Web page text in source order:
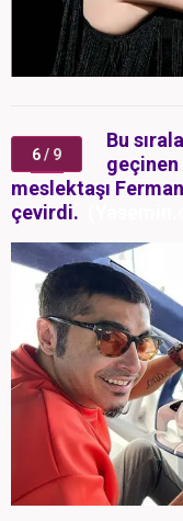
6/ 9
Bu
geçinen
meslektaşı
çevirdi.